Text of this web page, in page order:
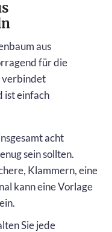
aus
für die
verbindet
ist einfach
acht
sein sollten.
Klammern, eine
kann eine Vorlage
Sie jede